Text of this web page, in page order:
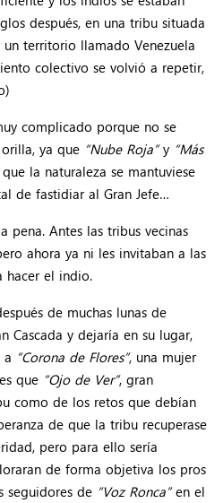
después, en una tribu situada
territorio llamado Venezuela
colectivo se volvió a repetir,
complicado porque no se
ya que “Nube Roja”y “Más
la naturaleza se mantuviese
de fastidiar al Gran Jefe…
pena. Antes las tribus vecinas
ahora ya ni les invitaban a las
hacer el indio.
de muchas lunas de
Cascada y dejaría en su lugar,
a “Corona de Flores”, una mujer
que “Ojo de Ver”, gran
como de los retos que debían
de que la tribu recuperase
pero para ello sería
de forma objetiva los pros
seguidores de “Voz Ronca”en el